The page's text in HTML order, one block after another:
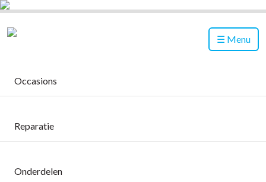
Menu
Occasions
Reparatie
Onderdelen